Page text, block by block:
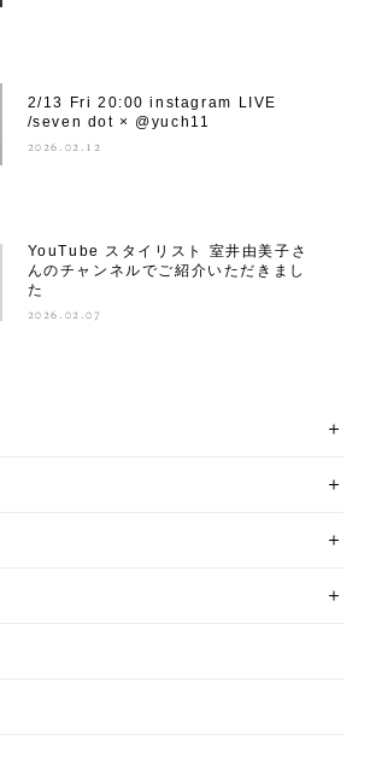
2/13 Fri 20:00 instagram LIVE
/seven dot × @yuch11
2026.02.12
YouTube スタイリスト 室井由美子さ
んのチャンネルでご紹介いただきまし
た
2026.02.07